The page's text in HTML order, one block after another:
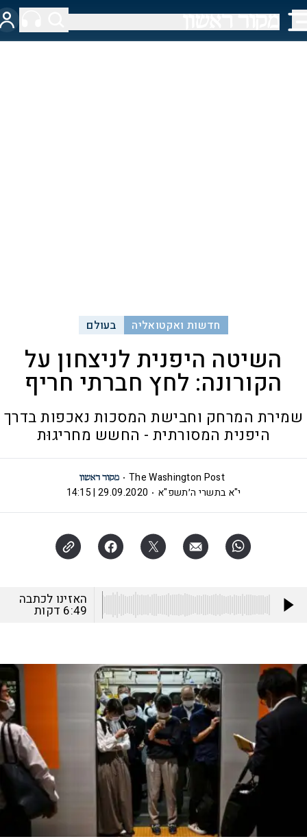
חדשות ואקטואליה בעולם
השיטה היפנית לניצחון על
הקורונה: לחץ חברתי חריף
שמירת המרחק וחבישת המסכות נאכפות בדרך
היפנית המסורתית - החשש מחריגוּת
The Washington Post
י"א בתשרי ה׳תשפ"א
29.09.2020 | 14:15
האזינו לכתבה
6:49 דקות